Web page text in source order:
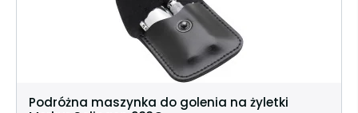
Podróżna maszynka do golenia na żyletki